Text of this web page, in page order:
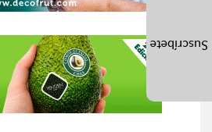
Suscríbete